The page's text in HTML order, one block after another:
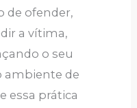
de ofender,
a vítima,
o seu
ambiente de
essa prática